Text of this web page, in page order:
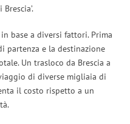
base a diversi fattori. Prima
partenza e la destinazione
Un trasloco da Brescia a
di diverse migliaia di
il costo rispetto a un